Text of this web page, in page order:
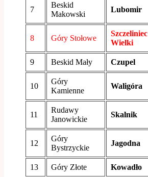
7
Beskid
Makowski
Lubomir
8 Góry Stołowe
Szczeliniec
Wielki
9 Beskid Mały Czupel
10
Góry
Kamienne
Waligóra
11
Rudawy
Janowickie
Skalnik
12
Góry
Bystrzyckie
Jagodna
13 Góry Złote Kowadło